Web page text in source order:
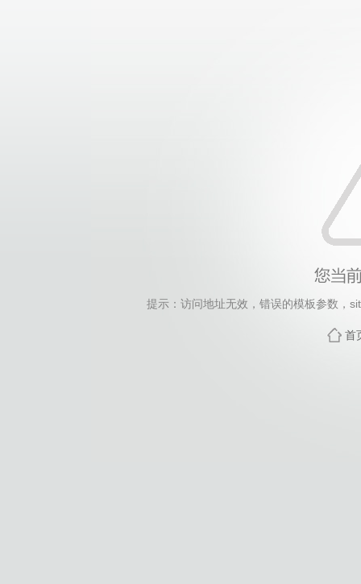
提示：访问地址无效，错误的模板参数，
首